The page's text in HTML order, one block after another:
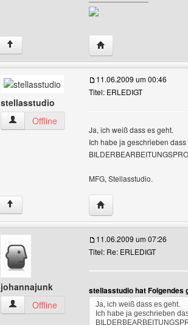
↑ Website dieses
stellasstudio
stellasstudio Benutzer-Profile anzeigen
Offline
11.06.2009 um 00:46
Titel: ERLEDIGT
Ja, ich weiß dass es geht.
Ich habe ja geschrieben
MFG, Stellasstudio.
↑ Website dieses
johannajunk
johannajunk Benutzer-Profile anzeigen
Offline
11.06.2009 um 07:26
Titel: Re: ERLEDIGT
stellasstudio hat Folgendes
Ja, ich weiß dass es geht.
Ich habe ja geschrieben